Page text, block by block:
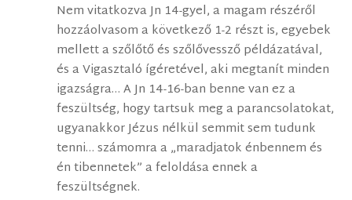
Nem vitatkozva Jn 14-gyel, a magam részéről
hozzáolvasom a következő 1-2 részt is, egyebek
mellett a szőlőtő és szőlővessző példázatával,
és a Vigasztaló ígéretével, aki megtanít minden
igazságra… A Jn 14-16-ban benne van ez a
feszültség, hogy tartsuk meg a parancsolatokat,
ugyanakkor Jézus nélkül semmit sem tudunk
tenni… számomra a „maradjatok énbennem és
én tibennetek” a feloldása ennek a
feszültségnek.